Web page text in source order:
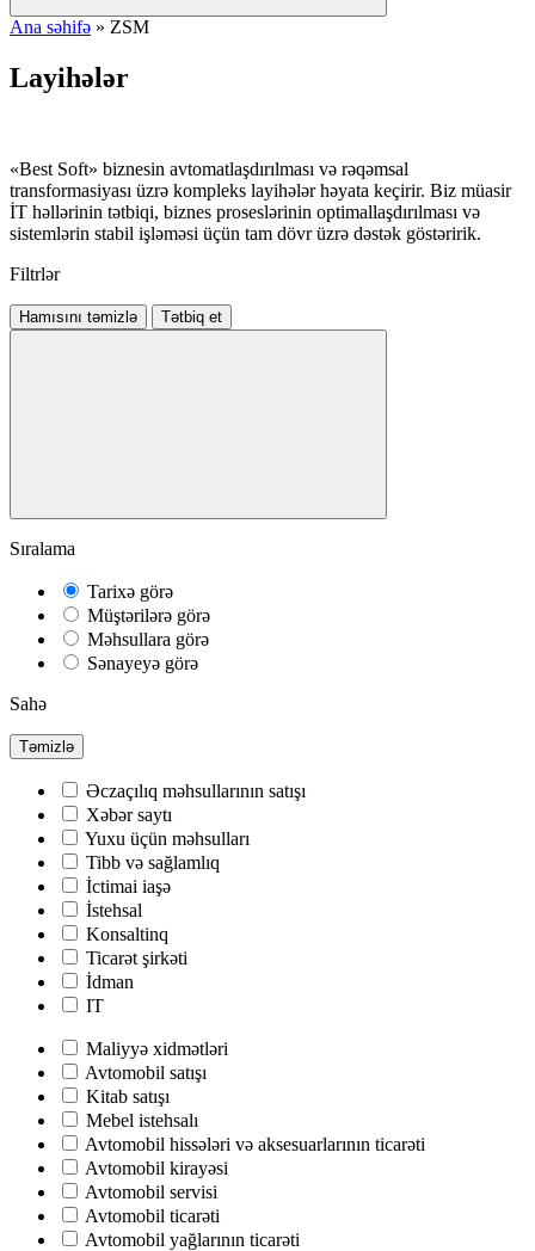
Ana səhifə » ZSM
Layihələr
«Best Soft» biznesin avtomatlaşdırılması və rəqəmsal
transformasiyası üzrə kompleks layihələr həyata keçirir. Biz müasir
İT həllərinin tətbiqi, biznes proseslərinin optimallaşdırılması və
sistemlərin stabil işləməsi üçün tam dövr üzrə dəstək göstəririk.
Filtrlər
Hamısını təmizlə Tətbiq et
Sıralama
Tarixə görə
Müştərilərə görə
Məhsullara görə
Sənayeyə görə
Sahə
Təmizlə
Əczaçılıq məhsullarının satışı
Хəbər saytı
Yuxu üçün məhsulları
Tibb və sağlamlıq
İctimai iaşə
İstehsal
Konsaltinq
Ticarət şirkəti
İdman
IT
Maliyyə xidmətləri
Avtomobil satışı
Kitab satışı
Mebel istehsalı
Avtomobil hissələri və aksesuarlarının ticarəti
Avtomobil kirayəsi
Avtomobil servisi
Avtomobil ticarəti
Avtomobil yağlarının ticarəti